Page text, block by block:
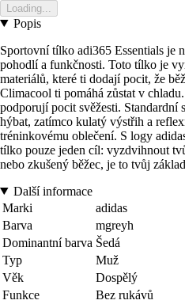
Loading...
Popis
Sportovní tílko adi365 Essentials je
pohodlí a funkčnosti. Toto tílko je
materiálů, které ti dodají pocit, že
Climacool ti pomáhá zůstat v
podporují pocit svěžesti. Standardní
hýbat, zatímco kulatý výstřih a
tréninkovému oblečení. S logy
tílko pouze jeden cíl: vyzdvihnout
nebo zkušený běžec, je to tvůj
Další informace
Marki
adidas
Barva
mgreyh
Dominantní barva Šedá
Typ
Muž
Věk
Dospělý
Funkce
Bez rukávů